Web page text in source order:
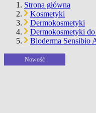
Strona główna
Kosmetyki
Dermokosmetyki
Dermokosmetyki
Bioderma Sensibio
Nowość